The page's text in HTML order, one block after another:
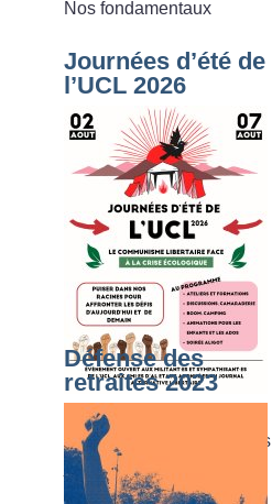
Nos fondamentaux
Journées d’été de
l’UCL 2026
Du dimanche 02 août au
vendredi 07 août 2026, les
journées d’été de l’UCL
Défense des
retraites 2023